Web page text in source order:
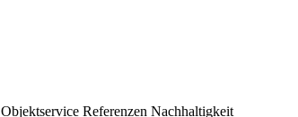
Objektservice Referenzen Nachhaltigkeit